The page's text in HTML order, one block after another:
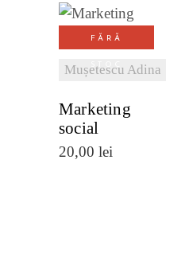
FĂRĂ
STOC
Mușetescu Adina
VEZI
Marketing
social
20,00 lei